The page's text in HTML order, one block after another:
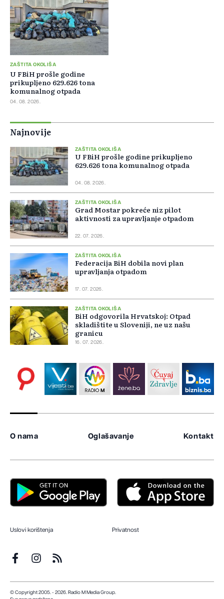
ZAŠTITA OKOLIŠA
U FBiH prošle godine
prikupljeno 629.626 tona
komunalnog otpada
04. 08. 2026.
Najnovije
ZAŠTITA OKOLIŠA
U FBiH prošle godine prikupljeno
629.626 tona komunalnog otpada
04. 08. 2026.
ZAŠTITA OKOLIŠA
Grad Mostar pokreće niz pilot
aktivnosti za upravljanje otpadom
22. 07. 2026.
ZAŠTITA OKOLIŠA
Federacija BiH dobila novi plan
upravljanja otpadom
17. 07. 2026.
ZAŠTITA OKOLIŠA
BiH odgovorila Hrvatskoj: Otpad
skladištite u Sloveniji, ne uz našu
granicu
16. 07. 2026.
O nama Oglašavanje Kontakt
Uslovi korištenja Privatnost
© Copyright 2005. - 2026. Radio M Media Group.